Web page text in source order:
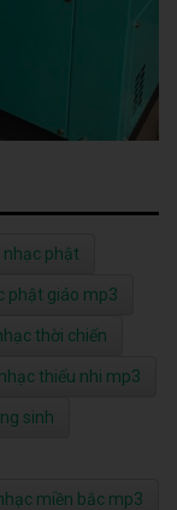
nhạc phật
phật giáo mp3
thời chiến
nhạc thiếu nhi mp3
sinh
miền bắc mp3